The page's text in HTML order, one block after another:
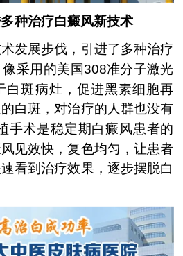
治疗白癜风新技术
展步伐，引进了多种治疗
采用的美国308准分子激光
白斑病灶，促进黑素细胞再
白斑，对治疗的人群也没有
手术是稳定期白癜风患者的
见效快，复色均匀，让患者
看到治疗效果，逐步摆脱白